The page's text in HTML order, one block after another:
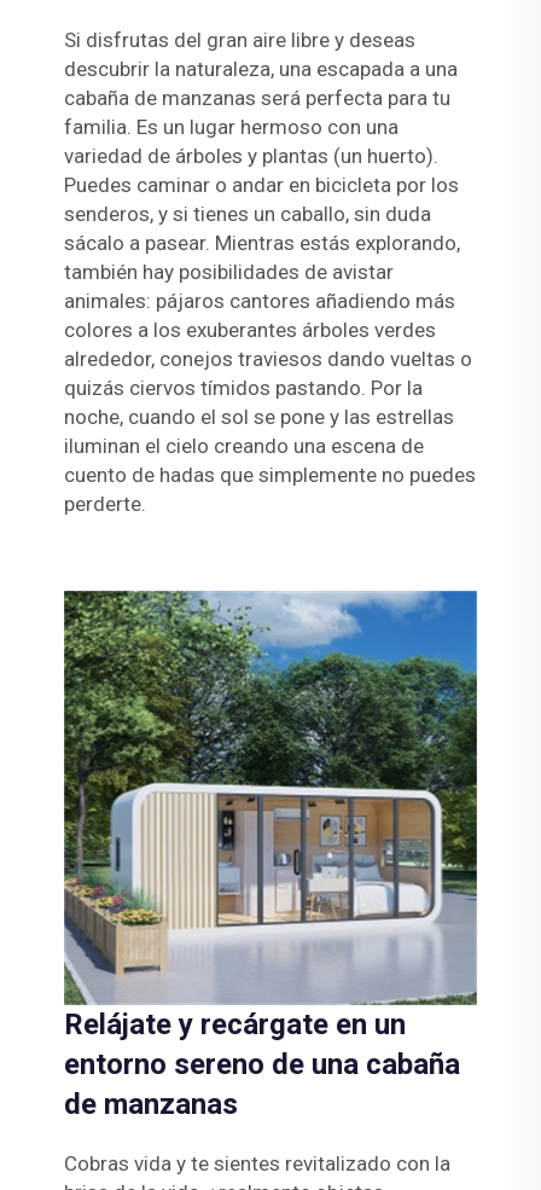
Si disfrutas del gran aire libre y deseas
descubrir la naturaleza, una escapada a una
cabaña de manzanas será perfecta para tu
familia. Es un lugar hermoso con una
variedad de árboles y plantas (un huerto).
Puedes caminar o andar en bicicleta por los
senderos, y si tienes un caballo, sin duda
sácalo a pasear. Mientras estás explorando,
también hay posibilidades de avistar
animales: pájaros cantores añadiendo más
colores a los exuberantes árboles verdes
alrededor, conejos traviesos dando vueltas o
quizás ciervos tímidos pastando. Por la
noche, cuando el sol se pone y las estrellas
iluminan el cielo creando una escena de
cuento de hadas que simplemente no puedes
perderte.
Relájate y recárgate en un
entorno sereno de una cabaña
de manzanas
Cobras vida y te sientes revitalizado con la